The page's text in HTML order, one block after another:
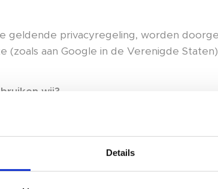
Details
geldende privacyregeling, worden
(zoals aan Google in de Verenigde
wij?
en toegang tot beveiligde